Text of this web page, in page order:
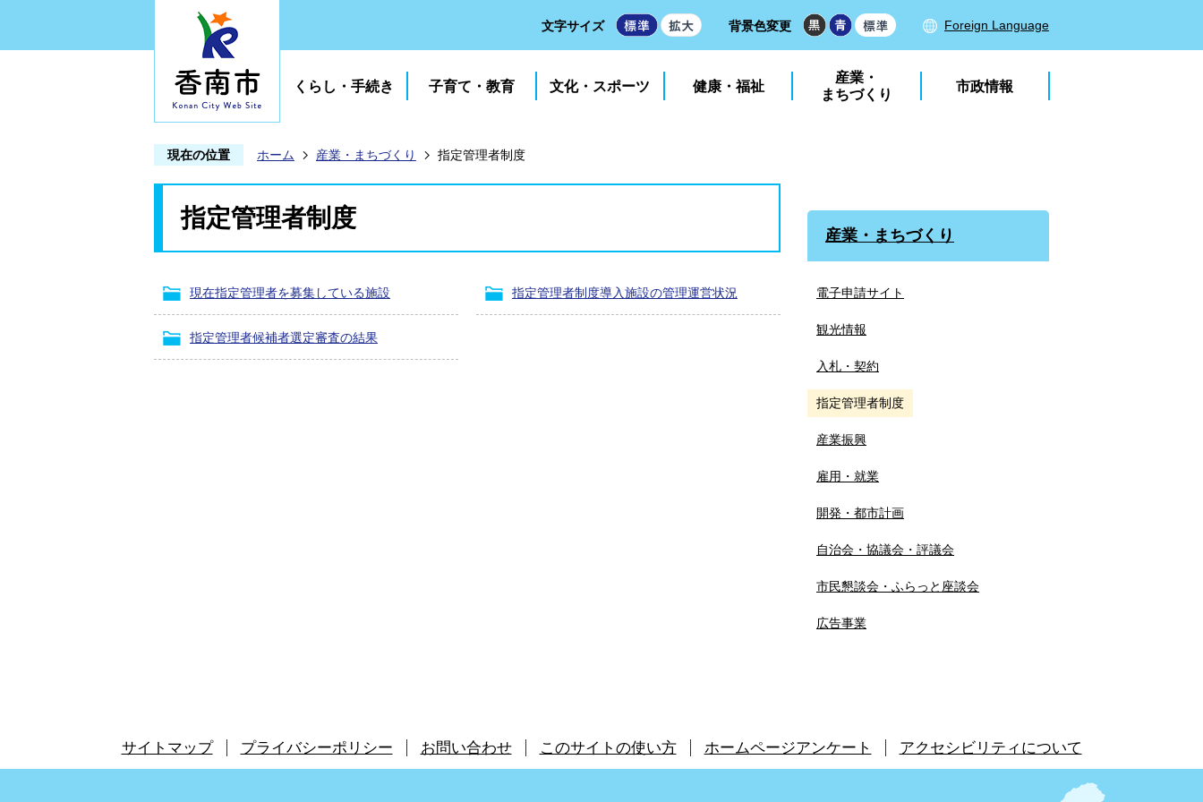
文字サイズ 背景色変更 Foreign Language
くらし・手続き 子育て・教育 文化・スポーツ 健康・福祉
産業・
まちづくり
市政情報
現在の位置 ホーム 産業・まちづくり 指定管理者制度
指定管理者制度
現在指定管理者を募集している施設 指定管理者制度導入施設の管理運営状況
指定管理者候補者選定審査の結果
産業・まちづくり
電子申請サイト
観光情報
入札・契約
指定管理者制度
産業振興
雇用・就業
開発・都市計画
自治会・協議会・評議会
市民懇談会・ふらっと座談会
広告事業
サイトマップ プライバシーポリシー お問い合わせ このサイトの使い方 ホームページアンケート アクセシビリティについて